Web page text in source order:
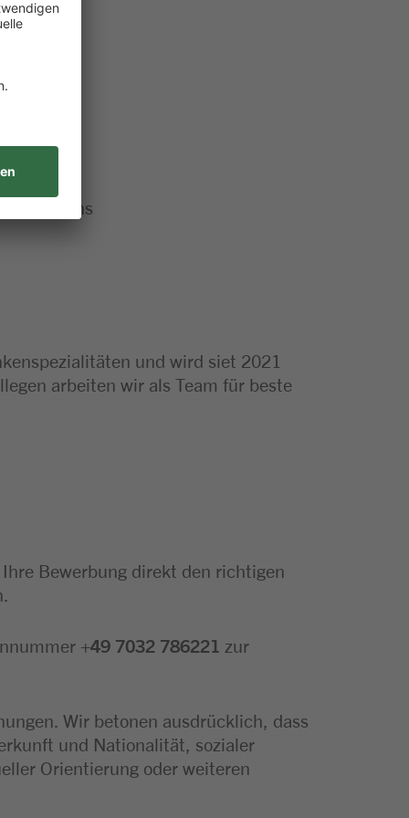
wie uns
und wird siet 2021
arbeiten wir als Team für beste
Bewerbung direkt den richtigen
+49 7032 786221 zur
Wir betonen ausdrücklich, dass
und Nationalität, sozialer
Orientierung oder weiteren